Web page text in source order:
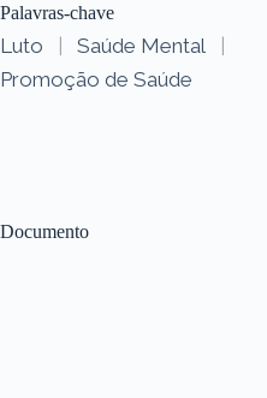
Documento
Palavras-chave
Luto | Saúde Mental
|
Promoção de Saúde